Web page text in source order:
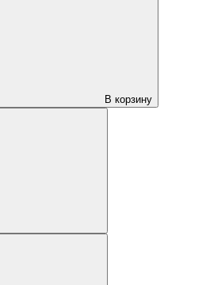
В корзину